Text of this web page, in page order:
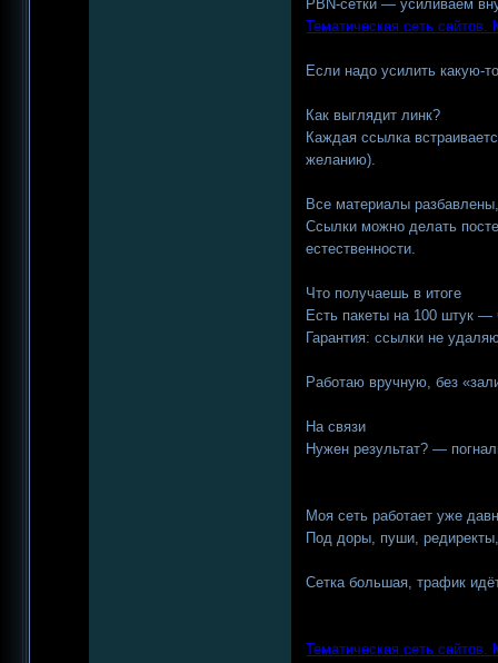
PBN-сетки — усиливаем
Тематическая сеть
Если надо усилить какую-
Как выглядит линк?
Каждая ссылка
желанию).
Все материалы
Ссылки можно делать
естественности.
Что получаешь в итоге
Есть пакеты на 100 штук
Гарантия: ссылки не
Работаю вручную, без
На связи
Нужен результат? —
Моя сеть работает уже
Под доры, пуши,
Сетка большая, трафик
Тематическая сеть